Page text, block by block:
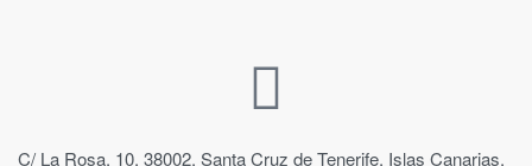
C/ La Rosa, 10, 38002, Santa Cruz de Tenerife, Islas Canarias,